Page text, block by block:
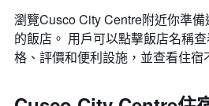
瀏覽Cusco City Centre​附近你準
的飯店。 用戶可以點擊飯店名稱
格、評價和便利設施，並查看住宿